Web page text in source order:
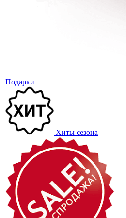
Подарки
Хиты сезона